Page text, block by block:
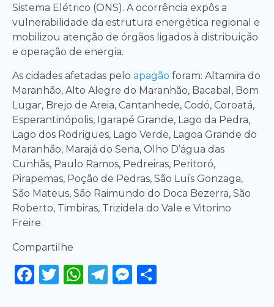
Sistema Elétrico (ONS). A ocorrência expôs a
vulnerabilidade da estrutura energética regional e
mobilizou atenção de órgãos ligados à distribuição
e operação de energia.
As cidades afetadas pelo apagão foram: Altamira do
Maranhão, Alto Alegre do Maranhão, Bacabal, Bom
Lugar, Brejo de Areia, Cantanhede, Codó, Coroatá,
Esperantinópolis, Igarapé Grande, Lago da Pedra,
Lago dos Rodrigues, Lago Verde, Lagoa Grande do
Maranhão, Marajá do Sena, Olho D’água das
Cunhãs, Paulo Ramos, Pedreiras, Peritoró,
Pirapemas, Poção de Pedras, São Luís Gonzaga,
São Mateus, São Raimundo do Doca Bezerra, São
Roberto, Timbiras, Trizidela do Vale e Vitorino
Freire.
Compartilhe
Facebook
Twitter
WhatsApp
Telegram
Messenger